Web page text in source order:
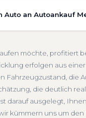
Marktwert Eisenach
am Arbeitsplatz
Auto an Autoankauf
auf Wunsch den
sprechen für sich.
Komplettservice
möchte, profitiert
erfolgen aus
Fahrzeugzustand, die
die deutlich
darauf ausgelegt,
kümmern uns um